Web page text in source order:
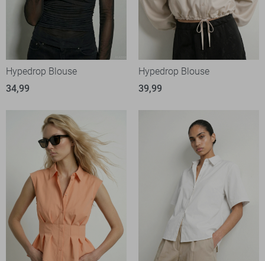
Hypedrop Blouse
34,99
Hypedrop Blouse
39,99